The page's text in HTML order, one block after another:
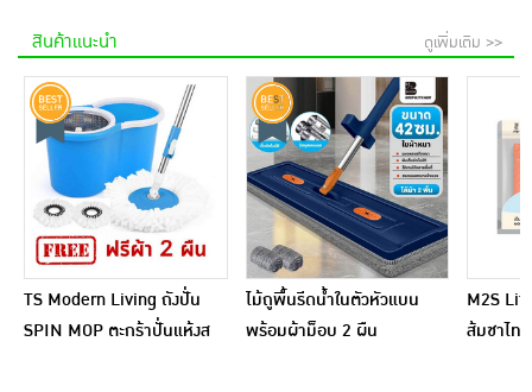
สินค้าแนะนำ ดูเพิ่มเติม >>
TS Modern Living ถังปั่น
SPIN MOP ตะกร้าปั่นแห้งส
ไม้ถูพื้นรีดน้ำในตัวหัวแบน
พร้อมผ้าม็อบ 2 ผืน
M2S
ส้มชาไท